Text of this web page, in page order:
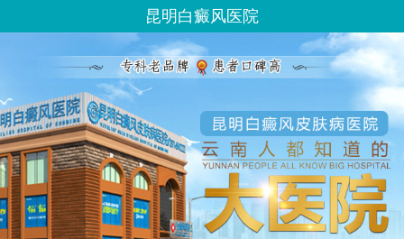
昆明白癜风医院